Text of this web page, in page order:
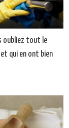
oubliez tout le
qui en ont bien